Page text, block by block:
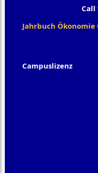
Campuslizenz
Call
Jahrbuch